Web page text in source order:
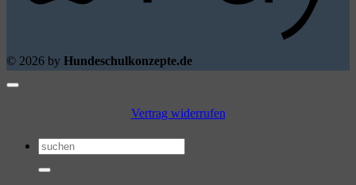
© 2026 by Hundeschulkonzepte.de
Vertrag widerrufen
Suchen
nach: